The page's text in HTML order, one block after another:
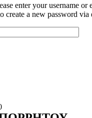
enter your username or
create a new password via